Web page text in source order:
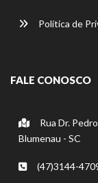
Política de
FALE CONOSCO
Rua Dr.
Blumenau - SC
(47)3144-